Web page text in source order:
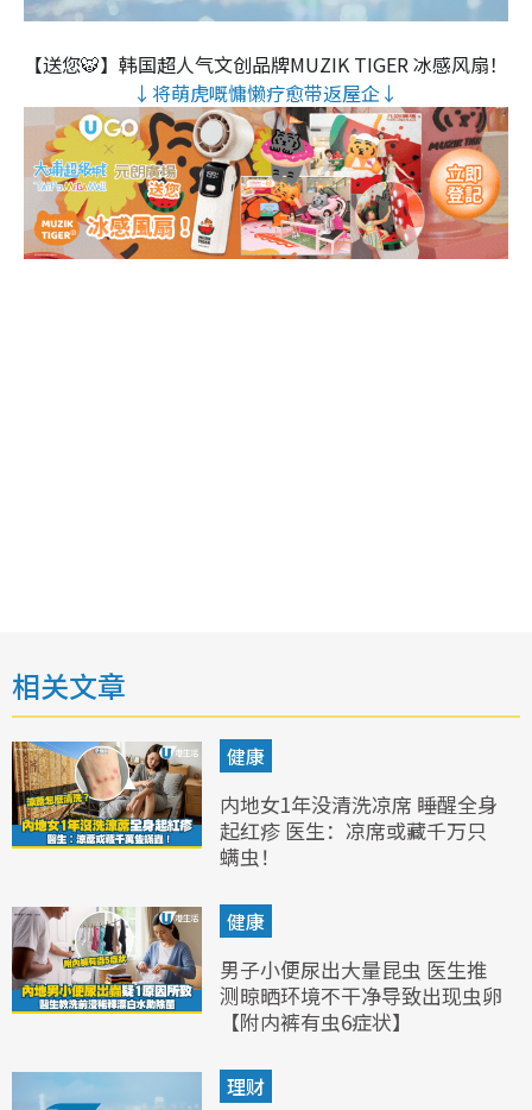
【送您🐯】韩国超人气文创品牌MUZIK TIGER 冰感风扇！
↓将萌虎嘅慵懒疗愈带返屋企↓
相关文章
健康
内地女1年没清洗凉席 睡醒全身
起红疹 医生：凉席或藏千万只
螨虫！
健康
男子小便尿出大量昆虫 医生推
测晾晒环境不干净导致出现虫卵
【附内裤有虫6症状】
理财